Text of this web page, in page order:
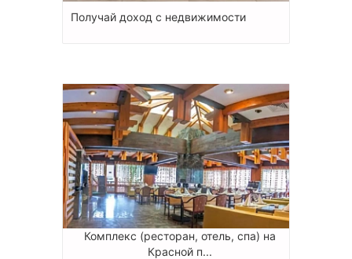
Получай доход с недвижимости
Комплекс (ресторан, отель, спа) на
Красной п...